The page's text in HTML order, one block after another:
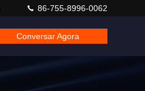
86-755-8996-0062
Conversar Agora